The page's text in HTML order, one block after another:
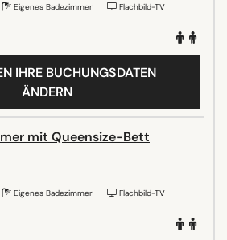
Eigenes Badezimmer Flachbild-TV
IHRE BUCHUNGSDATEN
ÄNDERN
mit Queensize-Bett
Eigenes Badezimmer Flachbild-TV